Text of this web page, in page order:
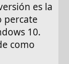
es la
percate
10.
como